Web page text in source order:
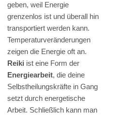
geben, weil Energie
grenzenlos ist und überall hin
transportiert werden kann.
Temperaturveränderungen
zeigen die Energie oft an.
Reiki ist eine Form der
Energiearbeit, die deine
Selbstheilungskräfte in Gang
setzt durch energetische
Arbeit. Schließlich kann man